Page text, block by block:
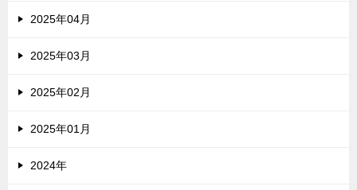
2025年04月
2025年03月
2025年02月
2025年01月
2024年